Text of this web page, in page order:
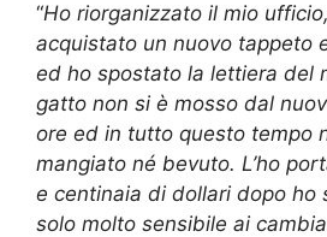
“Ho riorganizzato il mio
acquistato un nuovo tappeto
ed ho spostato la lettiera del
gatto non si è mosso dal
ore ed in tutto questo tempo
mangiato né bevuto. L’ho
e centinaia di dollari dopo ho
solo molto sensibile ai